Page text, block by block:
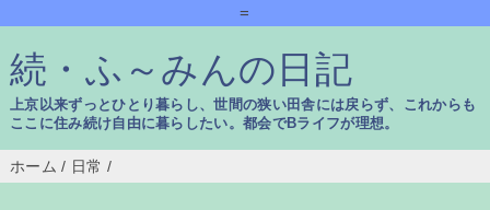
=
続・ふ～みんの日記
上京以来ずっとひとり暮らし、世間の狭い田舎には戻らず、これからも
ここに住み続け自由に暮らしたい。都会でBライフが理想。
ホーム / 日常 /